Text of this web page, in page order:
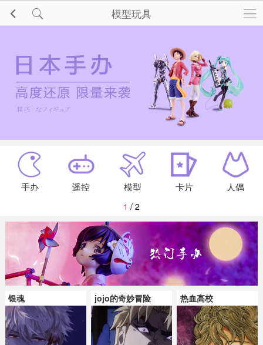
模型玩具
手办 遥控 模型 卡片 人偶
1 / 2
银魂 jojo的奇妙冒险 热血高校